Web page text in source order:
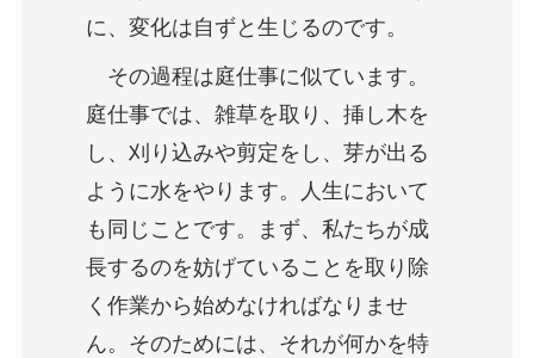
に、変化は自ずと生じるのです。
その過程は庭仕事に似ています。
庭仕事では、雑草を取り、挿し木を
し、刈り込みや剪定をし、芽が出る
ように水をやります。人生において
も同じことです。まず、私たちが成
長するのを妨げていることを取り除
く作業から始めなければなりませ
ん。そのためには、それが何かを特